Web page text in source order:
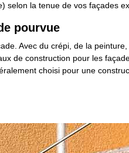
selon la tenue de vos façades
pourvue
Avec du crépi, de la
de construction pour les
choisi pour une